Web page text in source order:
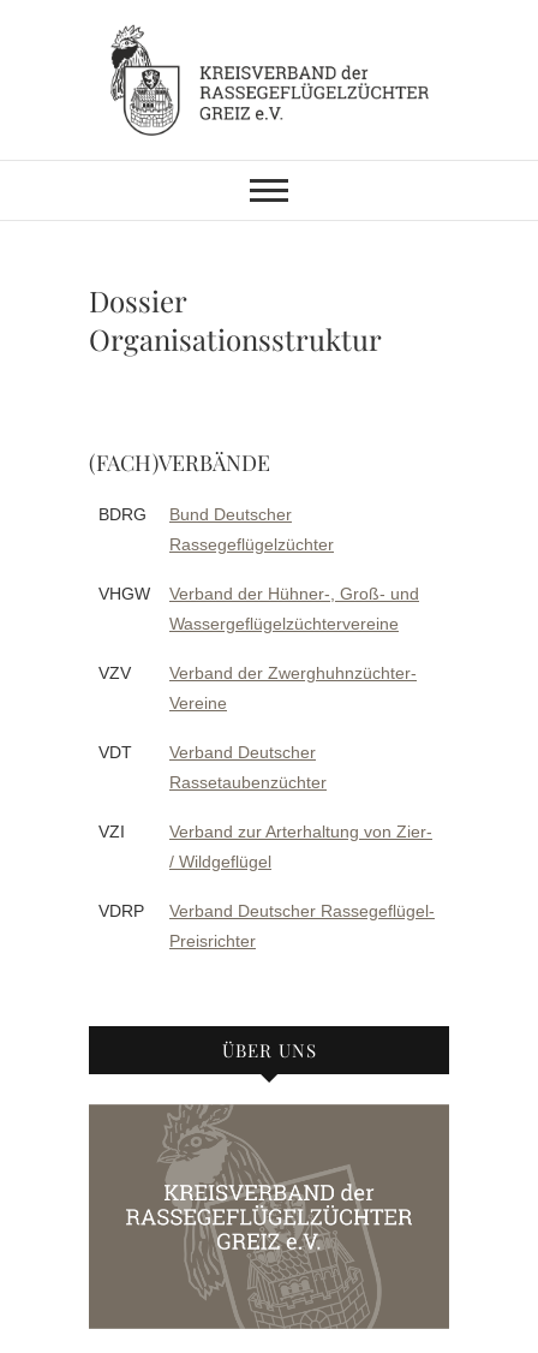
KV RGZ Greiz
Dossier
Organisationsstruktur
(FACH)VERBÄNDE
BDRG
Bund Deutscher
Rassegeflügelzüchter
VHGW
Verband der Hühner-, Groß- und
Wassergeflügelzüchtervereine
VZV
Verband der Zwerghuhnzüchter-
Vereine
VDT
Verband Deutscher
Rassetaubenzüchter
VZI
Verband zur Arterhaltung von Zier-
/ Wildgeflügel
VDRP
Verband Deutscher Rassegeflügel-
Preisrichter
ÜBER UNS